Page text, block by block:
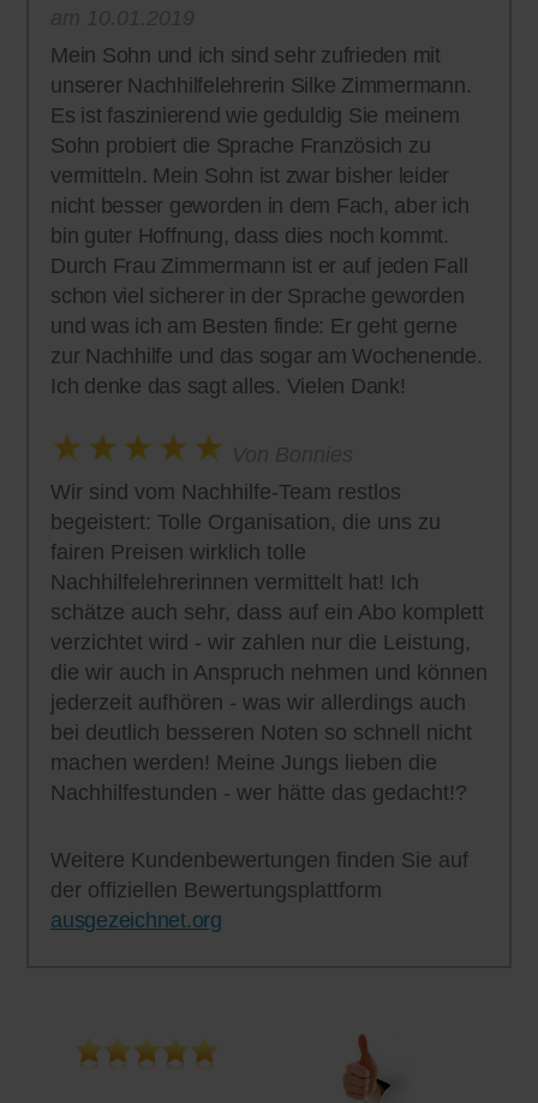
Mein Sohn und ich sind sehr zufrieden mit
unserer Nachhilfelehrerin Silke Zimmermann.
Es ist faszinierend wie geduldig Sie meinem
Sohn probiert die Sprache Französich zu
vermitteln. Mein Sohn ist zwar bisher leider
nicht besser geworden in dem Fach, aber ich
bin guter Hoffnung, dass dies noch kommt.
Durch Frau Zimmermann ist er auf jeden Fall
schon viel sicherer in der Sprache geworden
und was ich am Besten finde: Er geht gerne
zur Nachhilfe und das sogar am Wochenende.
Ich denke das sagt alles. Vielen Dank!
Wir sind vom Nachhilfe-Team restlos
begeistert: Tolle Organisation, die uns zu
fairen Preisen wirklich tolle
Nachhilfelehrerinnen vermittelt hat! Ich
schätze auch sehr, dass auf ein Abo komplett
verzichtet wird - wir zahlen nur die Leistung,
die wir auch in Anspruch nehmen und können
jederzeit aufhören - was wir allerdings auch
bei deutlich besseren Noten so schnell nicht
machen werden! Meine Jungs lieben die
Nachhilfestunden - wer hätte das gedacht!?
Weitere Kundenbewertungen finden Sie auf
der offiziellen Bewertungsplattform
ausgezeichnet.org